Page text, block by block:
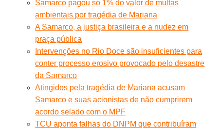
Samarco pagou só 1% do valor de multas
ambientais por tragédia de Mariana
A Samarco, a justiça brasileira e a nudez em
praça pública
Intervenções no Rio Doce são insuficientes para
conter processo erosivo provocado pelo desastre
da Samarco
Atingidos pela tragédia de Mariana acusam
Samarco e suas acionistas de não cumprirem
acordo selado com o MPF
TCU aponta falhas do DNPM que contribuíram